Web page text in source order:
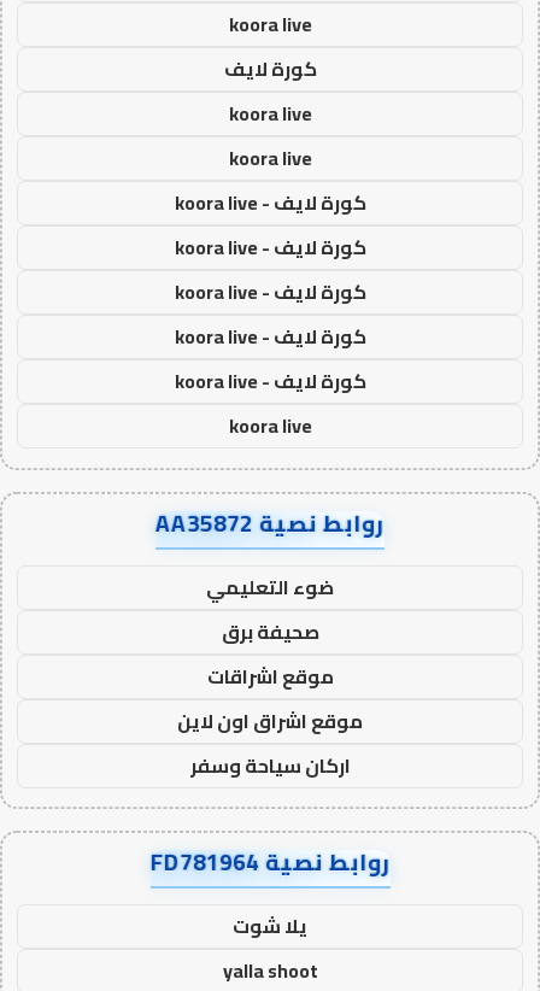
koora live
كورة لايف
koora live
koora live
كورة لايف - koora live
كورة لايف - koora live
كورة لايف - koora live
كورة لايف - koora live
كورة لايف - koora live
koora live
روابط نصية AA35872
ضوء التعليمي
صحيفة برق
موقع اشراقات
موقع اشراق اون لاين
اركان سياحة وسفر
روابط نصية FD781964
يلا شوت
yalla shoot